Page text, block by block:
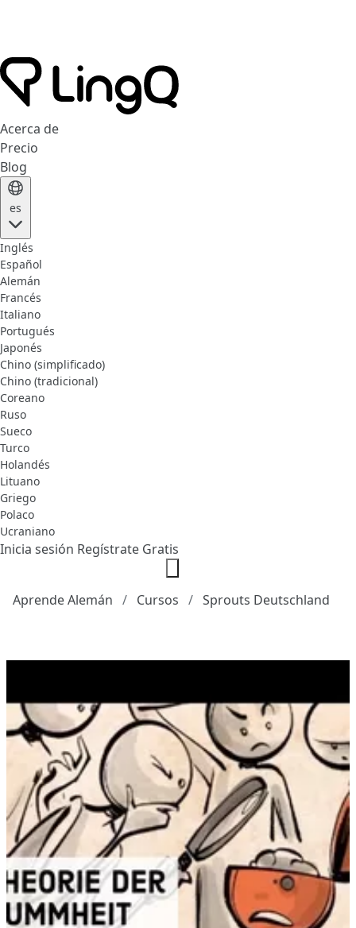
Acerca de
Precio
Blog
es
Inglés
Español
Alemán
Francés
Italiano
Portugués
Japonés
Chino (simplificado)
Chino (tradicional)
Coreano
Ruso
Sueco
Turco
Holandés
Lituano
Griego
Polaco
Ucraniano
Inicia sesión Regístrate Gratis
Aprende Alemán Cursos Sprouts Deutschland